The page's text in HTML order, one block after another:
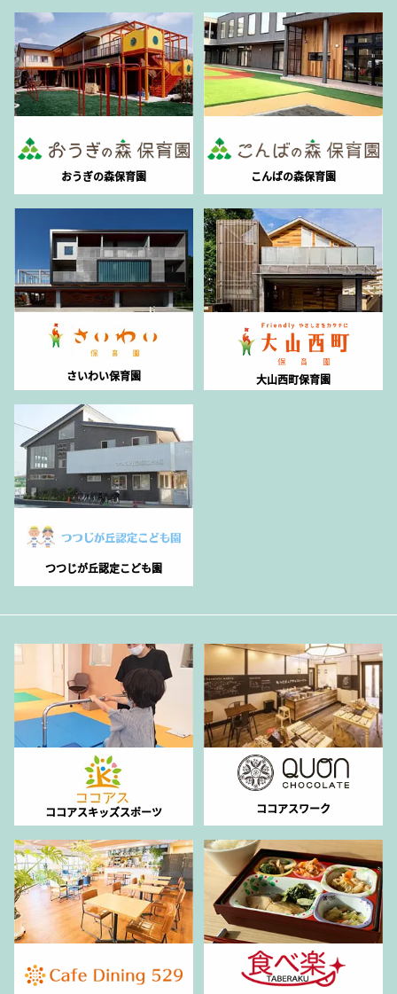
おうぎの森保育園 こんばの森保育園
さいわい保育園 大山西町保育園
つつじが丘認定こども園
ココアスキッズスポーツ ココアスワーク